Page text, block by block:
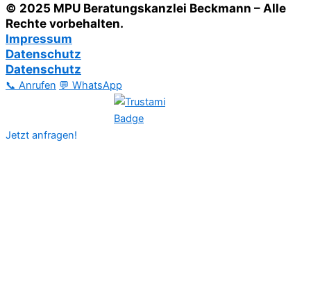
© 2025 MPU Beratungskanzlei Beckmann – Alle
Rechte vorbehalten.
Impressum
Datenschutz
Datenschutz
📞 Anrufen 💬 WhatsApp
Jetzt anfragen!